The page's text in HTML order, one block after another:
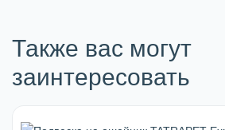
Также вас могут
заинтересовать